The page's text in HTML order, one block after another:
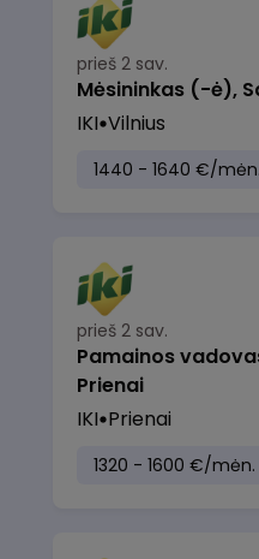
prieš 2 sav.
Mėsininkas (-ė),
IKI Vilnius
1440 - 1640 €/mėn.
prieš 2 sav.
Pamainos
Prienai
IKI Prienai
1320 - 1600 €/mėn.